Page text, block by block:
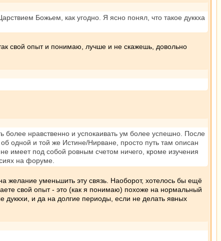
Божьем, как угодно. Я ясно понял, что такое дуккха
свой опыт и понимаю, лучше и не скажешь, довольно
нравственно и успокаивать ум более успешно. После
одной и той же Истине/Нирване, просто путь там описан
имеет под собой ровным счетом ничего, кроме изучения
на форуме.
желание уменьшить эту связь. Наоборот, хотелось бы ещё
свой опыт - это (как я понимаю) похоже на нормальный
дуккхи, и да на долгие периоды, если не делать явных